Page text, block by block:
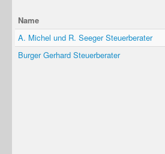
Name
A. Michel und R. Seeger Steuerberater
Burger Gerhard Steuerberater